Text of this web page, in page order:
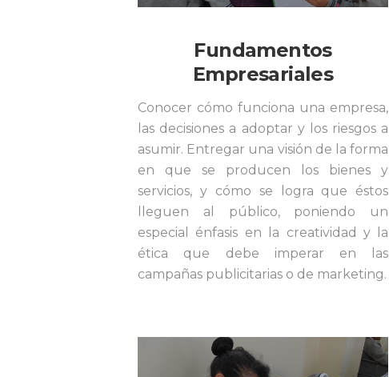
Fundamentos
Empresariales
Conocer cómo funciona una empresa,
las decisiones a adoptar y los riesgos a
asumir. Entregar una visión de la forma
en que se producen los bienes y
servicios, y cómo se logra que éstos
lleguen al público, poniendo un
especial énfasis en la creatividad y la
ética que debe imperar en las
campañas publicitarias o de marketing.